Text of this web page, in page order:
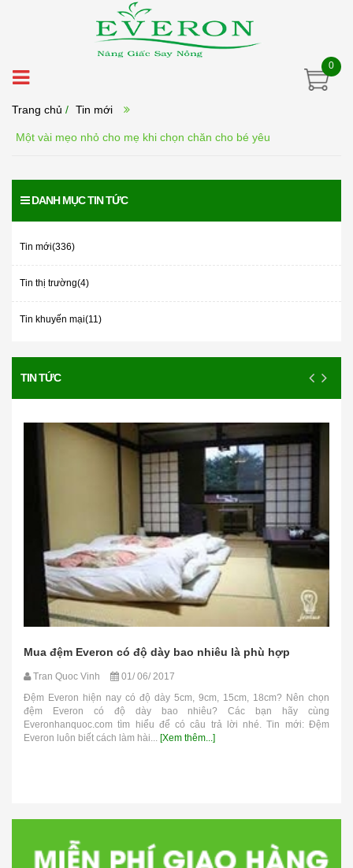
0
Trang chủ / Tin mới
Một vài mẹo nhỏ cho mẹ khi chọn chăn cho bé yêu
DANH MỤC TIN TỨC
Tin mới(336)
Tin thị trường(4)
Tin khuyến mại(11)
TIN TỨC
Mua đệm Everon có độ dày bao nhiêu là phù hợp
Tran Quoc Vinh
01/ 06/ 2017
Đệm Everon hiện nay có độ dày 5cm, 9cm, 15cm, 18cm? Nên chọn
đệm Everon có độ dày bao nhiêu? Các bạn hãy cùng
Everonhanquoc.com tìm hiểu để có câu trả lời nhé. Tin mới: Đệm
Everon luôn biết cách làm hài... [Xem thêm...]